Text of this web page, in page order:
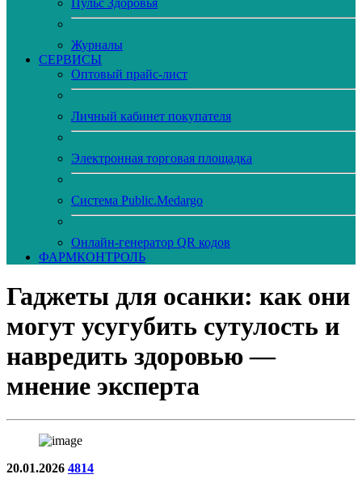
Пульс Здоровья
Журналы
CЕРВИСЫ
Оптовый прайс-лист
Личный кабинет покупателя
Электронная торговая площадка
Система Public.Medargo
Онлайн-генератор QR кодов
ФАРМКОНТРОЛЬ
Гаджеты для осанки: как они
могут усугубить сутулость и
навредить здоровью —
мнение эксперта
20.01.2026 4814